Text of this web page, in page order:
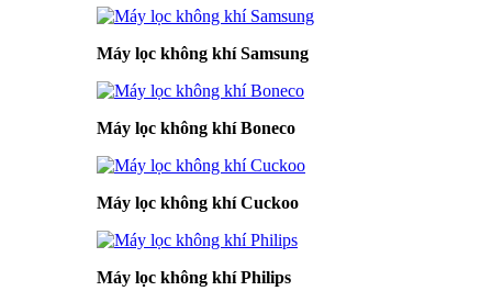
Máy lọc không khí Samsung
Máy lọc không khí Boneco
Máy lọc không khí Cuckoo
Máy lọc không khí Philips